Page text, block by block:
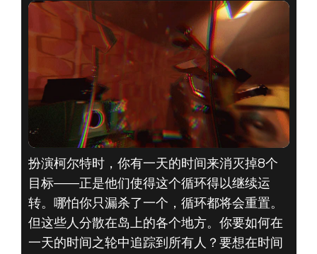
扮演柯尔特时，你有一天的时间来消灭掉8个
目标——正是他们使得这个循环得以继续运
转。哪怕你只漏杀了一个，循环都将会重置。
但这些人分散在岛上的各个地方。你要如何在
一天的时间之轮中追踪到所有人？要想在时间